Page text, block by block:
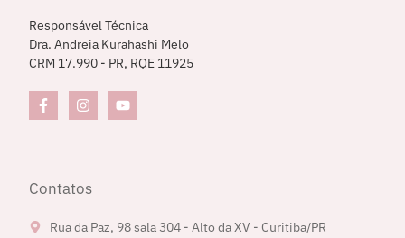
Responsável Técnica
Dra. Andreia Kurahashi Melo
CRM 17.990 - PR, RQE 11925
Contatos
Rua da Paz, 98 sala 304 - Alto da XV - Curitiba/PR